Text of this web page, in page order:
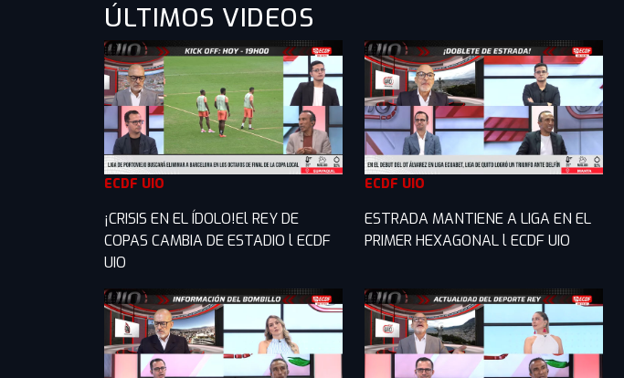
ÚLTIMOS VIDEOS
ECDF UIO
¡CRISIS EN EL ÍDOLO!El REY DE
COPAS CAMBIA DE ESTADIO l ECDF
UIO
ECDF UIO
ESTRADA MANTIENE A LIGA EN EL
PRIMER HEXAGONAL l ECDF UIO